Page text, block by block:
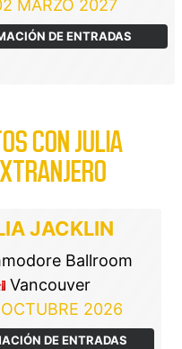
MARZO 2027
DE ENTRADAS
CON JULIA
JACKLIN
Ballroom
Vancouver
2026
DE ENTRADAS